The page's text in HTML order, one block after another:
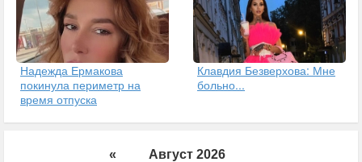
Надежда Ермакова
покинула периметр на
время отпуска
Клавдия Безверхова: Мне
больно...
«
Август 2026